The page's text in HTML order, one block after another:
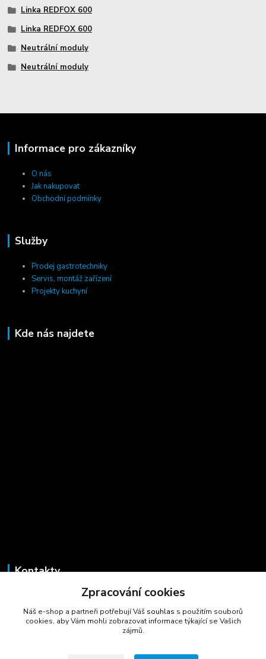
Linka REDFOX 600
Linka REDFOX 600
Neutrální moduly
Neutrální moduly
Informace pro zákazníky
O nás
Jak nakupovat
Obchodní podmínky
Služby
Prodej gastrotechniky
Servis, montáž zařízení
Projekty kuchyní
Kde nás najdete
Kontakty
+420 723 725 881
(Po-Pá, 8-16 hod.)
Zpracování cookies
Náš e-shop a partneři potřebují Váš souhlas s použitím souborů
cookies, aby Vám mohli zobrazovat informace týkající se Vašich
zájmů.